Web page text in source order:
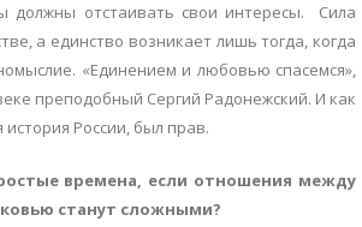
должны отстаивать свои интересы. Сила
а единство возникает лишь тогда, когда
«Единением и любовью спасемся»,
преподобный Сергий Радонежский. И как
России, был прав.
времена, если отношения между
станут сложными?